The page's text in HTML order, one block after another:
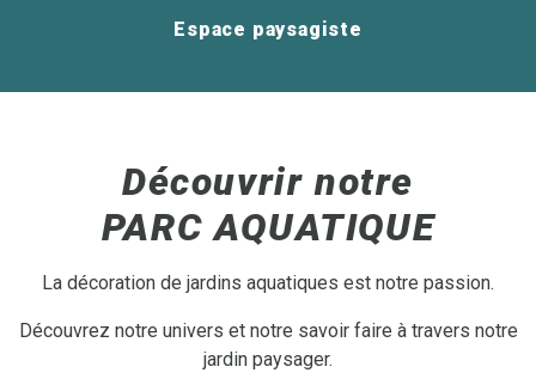
Espace paysagiste
Découvrir notre
PARC AQUATIQUE
La décoration de jardins aquatiques est notre passion.
Découvrez notre univers et notre savoir faire à travers notre
jardin paysager.